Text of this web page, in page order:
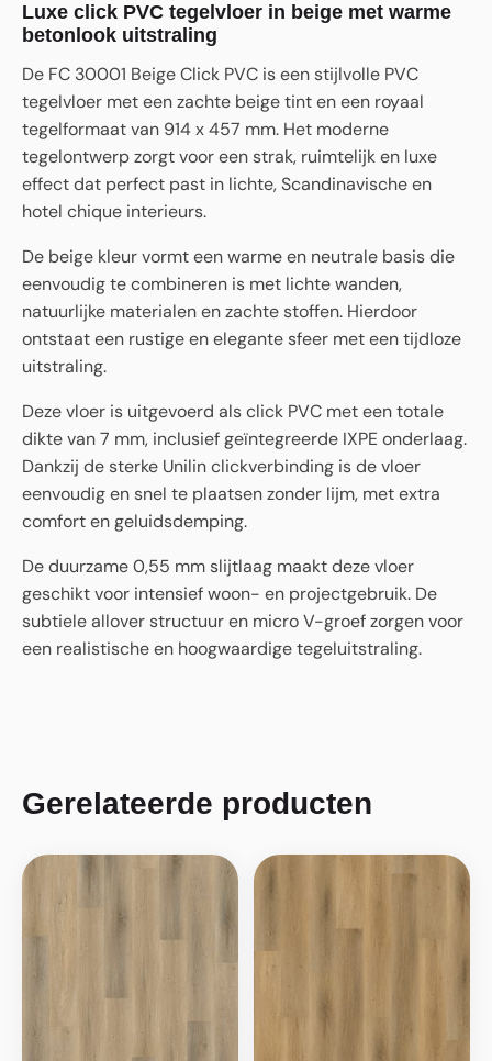
Luxe click PVC tegelvloer in beige met warme
betonlook uitstraling
De FC 30001 Beige Click PVC is een stijlvolle PVC
tegelvloer met een zachte beige tint en een royaal
tegelformaat van 914 x 457 mm. Het moderne
tegelontwerp zorgt voor een strak, ruimtelijk en luxe
effect dat perfect past in lichte, Scandinavische en
hotel chique interieurs.
De beige kleur vormt een warme en neutrale basis die
eenvoudig te combineren is met lichte wanden,
natuurlijke materialen en zachte stoffen. Hierdoor
ontstaat een rustige en elegante sfeer met een tijdloze
uitstraling.
Deze vloer is uitgevoerd als click PVC met een totale
dikte van 7 mm, inclusief geïntegreerde IXPE onderlaag.
Dankzij de sterke Unilin clickverbinding is de vloer
eenvoudig en snel te plaatsen zonder lijm, met extra
comfort en geluidsdemping.
De duurzame 0,55 mm slijtlaag maakt deze vloer
geschikt voor intensief woon- en projectgebruik. De
subtiele allover structuur en micro V-groef zorgen voor
een realistische en hoogwaardige tegeluitstraling.
Gerelateerde producten